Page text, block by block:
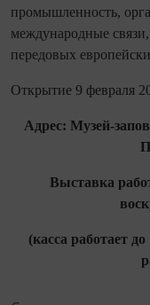
промышленность,
международные
передовых
Открытие 9 февраля
Адрес: Музей-
Выставка
(касса работает